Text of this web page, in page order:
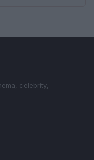
celebrity,